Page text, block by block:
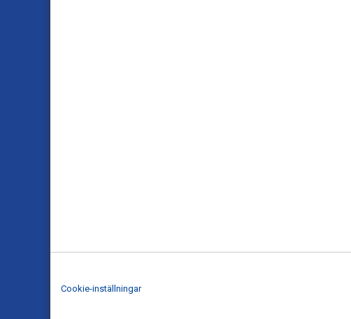
Cookie-inställningar